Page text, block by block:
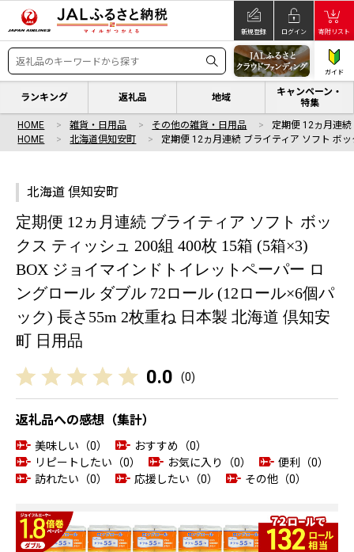
新規登録 ログイン 寄附リスト
ガイド
ランキング 返礼品 地域
キャンペーン・
特集
HOME 雑貨・日用品 その他の雑貨・日用品
定期便 12ヵ月連
HOME
北海道倶知安町 定期便 12ヵ月連続 ブライティア ソフト ボ
北海道 倶知安町
定期便 12ヵ月連続 ブライティア ソフト ボッ
クス ティッシュ 200組 400枚 15箱 (5箱×3)
BOX ジョイマインドトイレットペーパー ロ
ングロール ダブル 72ロール (12ロール×6個パ
ック) 長さ55m 2枚重ね 日本製 北海道 倶知安
町 日用品
0.0 (0)
返礼品への感想（集計）
美味しい（0）
おすすめ（0）
リピートしたい（0）
お気に入り（0）
便利（0）
訪れたい（0）
応援したい（0） その他（0）